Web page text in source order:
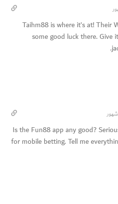
Taihm88 is where it’s at! Their
some good luck there.
.
Is the Fun88 app any good?
for mobile betting. Tell me